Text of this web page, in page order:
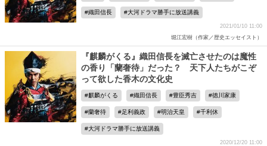
織田信長 大河ドラマ勝手に放送講義
2021/01/10 11:00
堀江宏樹（作家／歴史エッセイスト）
『麒麟がくる』織田信長を滅亡させたのは魔性
の香り「蘭奢待」だった？ 天下人たちがこぞ
って欲した香木の文化史
麒麟がくる 織田信長 豊臣秀吉 徳川家康
蘭奢待 足利義政 明治天皇 千利休
大河ドラマ勝手に放送講義
2020/12/20 11:00